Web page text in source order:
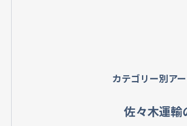
カテゴリー別ア
佐々木運輸